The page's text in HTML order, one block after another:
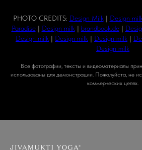
PHOTO CREDITS: Design Milk| Design
Paradise| Design milk| brandbook.de|
Design milk | Design milk | Design milk |
Design milk
Все фотографии, тексты и видеоматериалы
использованы для демонстрации. Пожалуйста, не
коммерческих целях.